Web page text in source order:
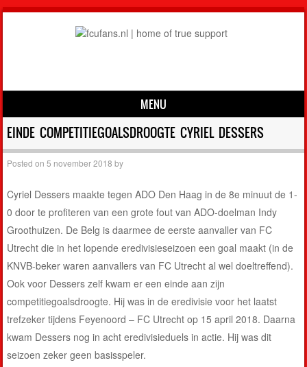
MENU
Skip to content
EINDE COMPETITIEGOALSDROOGTE CYRIEL DESSERS
Posted on5 november 2018 by
Cyriel Dessers maakte tegen ADO Den Haag in de 8e minuut de 1-
0 door te profiteren van een grote fout van ADO-doelman Indy
Groothuizen. De Belg is daarmee de eerste aanvaller van FC
Utrecht die in het lopende eredivisieseizoen een goal maakt (in de
KNVB-beker waren aanvallers van FC Utrecht al wel doeltreffend).
Ook voor Dessers zelf kwam er een einde aan zijn
competitiegoalsdroogte. Hij was in de eredivisie voor het laatst
trefzeker tijdens Feyenoord – FC Utrecht op 15 april 2018. Daarna
kwam Dessers nog in acht eredivisieduels in actie. Hij was dit
seizoen zeker geen basisspeler.